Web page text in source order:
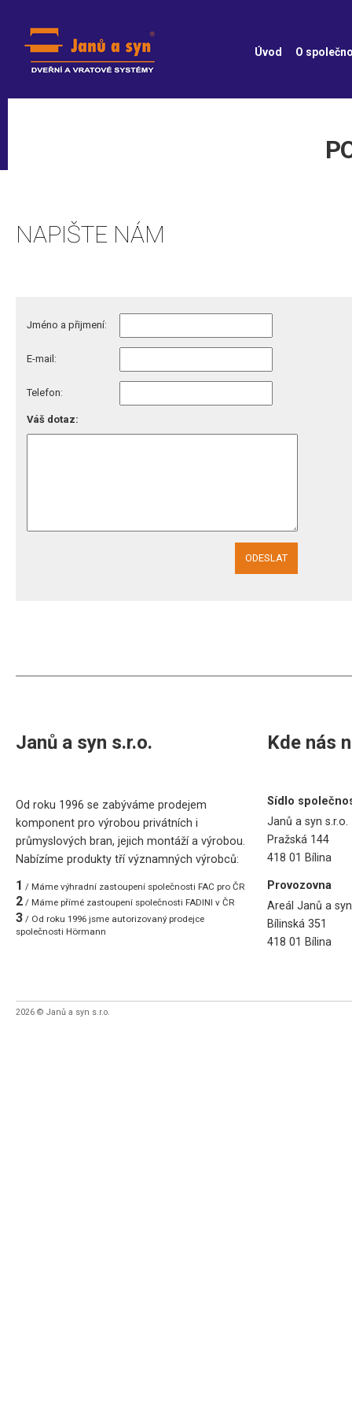
Úvod O
NAPIŠTE NÁM
Jméno a přijmení:
E-mail:
Telefon:
Váš dotaz:
ODESLAT
Janů a syn s.r.o.
Od roku 1996 se zabýváme prodejem
komponent pro výrobou privátních i
průmyslových bran, jejich montáží a výrobou.
Nabízíme produkty tří významných výrobců:
1 / Máme výhradní zastoupení společnosti FAC pro ČR
2 / Máme přímé zastoupení společnosti FADINI v ČR
3 / Od roku 1996 jsme autorizovaný prodejce
společnosti Hörmann
Kde nás
Sídlo
Janů a syn s.r.o.
Pražská 144
418 01 Bílina
Provozovna
Areál Janů a
Bílinská 351
418 01 Bílina
2026 © Janů a syn s.r.o.